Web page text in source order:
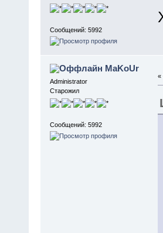
Сообщений: 5992
MaKoUr
Administrator
Старожил
Сообщений: 5992
«